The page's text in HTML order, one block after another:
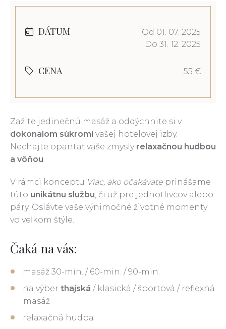
Zažite jedinečnú masáž a oddýchnite si v
dokonalom súkromívašej hotelovej izby.
Nechajte opantať vaše zmysly relaxačnou hudbou
a vôňou.
V rámci konceptu Viac, ako očakávate prinášame
túto unikátnu službu, či už pre jednotlivcov alebo
páry. Oslávte vaše výnimočné životné momenty
vo veľkom štýle.
Čaká na vás:
masáž 30-min. / 60-min. / 90-min.
na výber thajská / klasická / športová / reflexná
masáž
relaxačná hudba
DÁTUM
Od 01. 07. 2025
Do 31. 12. 2025
CENA 55 €